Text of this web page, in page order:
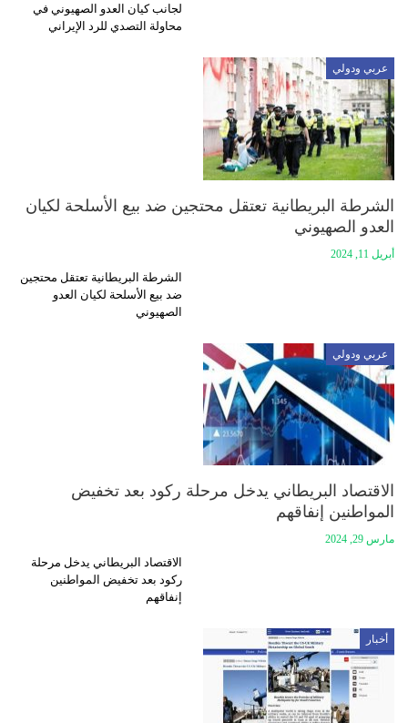
لجانب كيان العدو الصهيوني في
محاولة التصدي للرد الإيراني
عربي ودولي
الشرطة البريطانية تعتقل محتجين ضد بيع الأسلحة لكيان
العدو الصهيوني
أبريل 11, 2024
الشرطة البريطانية تعتقل محتجين
ضد بيع الأسلحة لكيان العدو
الصهيوني
عربي ودولي
الاقتصاد البريطاني يدخل مرحلة ركود بعد تخفيض
المواطنين إنفاقهم
مارس 29, 2024
الاقتصاد البريطاني يدخل مرحلة
ركود بعد تخفيض المواطنين
إنفاقهم
أخبار